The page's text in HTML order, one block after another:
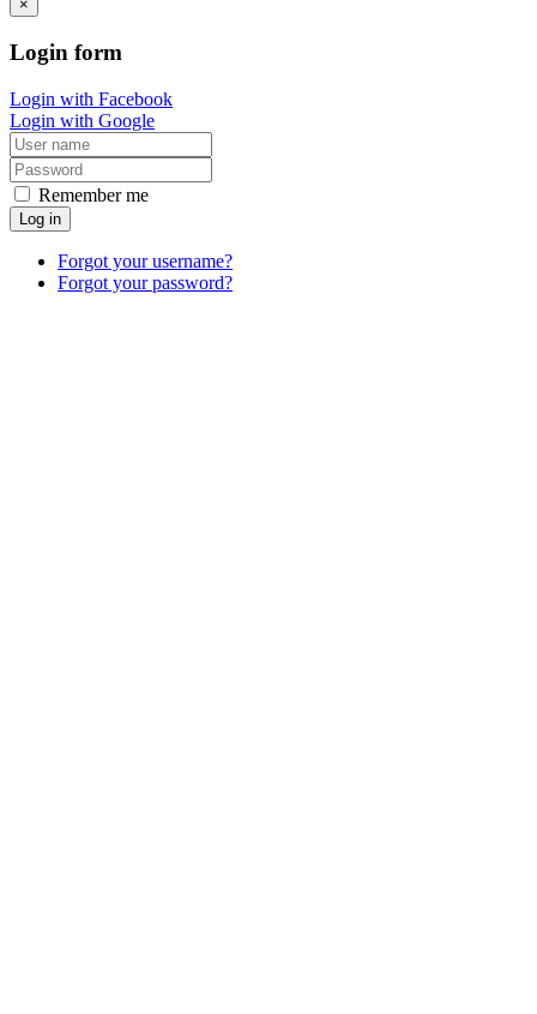
×
Login form
Login with Facebook
Login with Google
Remember me
Log in
Forgot your username?
Forgot your password?